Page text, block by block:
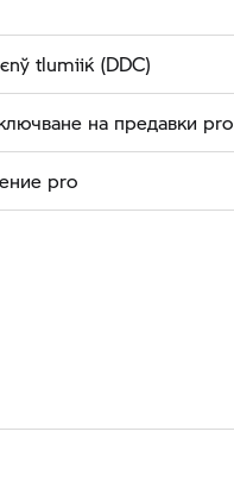
tlumiіќ (DDC)
на предавки pro
pro